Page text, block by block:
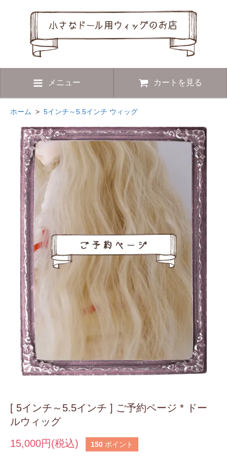
メニュー カートを見る
ホーム > 5インチ～5.5インチ ウィッグ
[ 5インチ～5.5インチ ] ご予約ページ * ドー
ルウィッグ
15,000円(税込)
150 ポイント